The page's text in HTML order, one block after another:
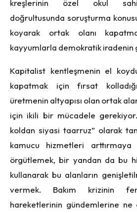
kreşlerinin özel okul
doğrultusunda soruşturma
koyarak ortak olanı
kayyumlarla demokratik iradenin
Kapitalist kentleşmenin el
kapatmak için fırsat
üretmenin altyapısı olan ortak
için ikili bir mücadele
koldan siyasi taarruz” olarak
kamucu hizmetleri arttırmaya
örgütlemek, bir yandan da bu
kullanarak bu alanların
vermek. Bakım krizinin
hareketlerinin gündemlerine